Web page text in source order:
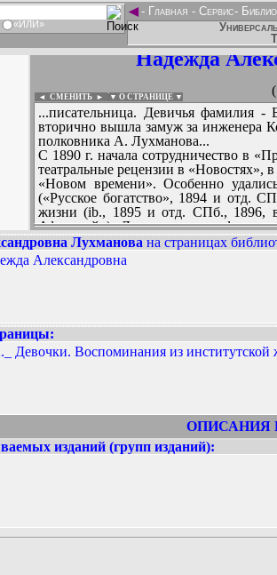
«ИЛИ»
◄- Главная - Сервис-
Надежда
◄ СМЕНИТЬ ► ▼ О СТРАНИЦЕ ▼
...писательница. Девичья фамилия
вторично вышла замуж за инженера
полковника А. Лухманова...
С 1890 г. начала сотрудничество в
театральные рецензии в «Новостях»,
«Новом времени». Особенно
(«Русское богатство», 1894 и отд.
жизни (ib., 1895 и отд. СПб., 1896,
Афанасий»). Л. переделала с
Жен» (Сарду), «Нож моей жены»,
Вадим Ершов...
Лухманова на страницах
Александровна
Девочки. Воспоминания из институтской
ОПИСАНИЯ
изданий (групп изданий):